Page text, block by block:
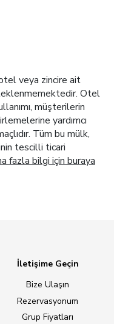
veya zincire ait
Otel
müşterilerin
yardımcı
Tüm bu mülk,
tescilli ticari
fazla bilgi için buraya
İletişime Geçin
Bize Ulaşın
Rezervasyonum
Grup Fiyatları